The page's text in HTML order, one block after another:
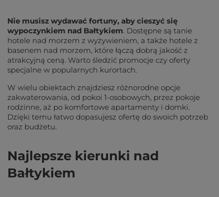
Nie musisz wydawać fortuny, aby cieszyć się
wypoczynkiem nad Bałtykiem. Dostępne są tanie
hotele nad morzem z wyżywieniem, a także hotele z
basenem nad morzem, które łączą dobrą jakość z
atrakcyjną ceną. Warto śledzić promocje czy oferty
specjalne w popularnych kurortach.
W wielu obiektach znajdziesz różnorodne opcje
zakwaterowania, od pokoi 1-osobowych, przez pokoje
rodzinne, aż po komfortowe apartamenty i domki.
Dzięki temu łatwo dopasujesz ofertę do swoich potrzeb
oraz budżetu.
Najlepsze kierunki nad
Bałtykiem